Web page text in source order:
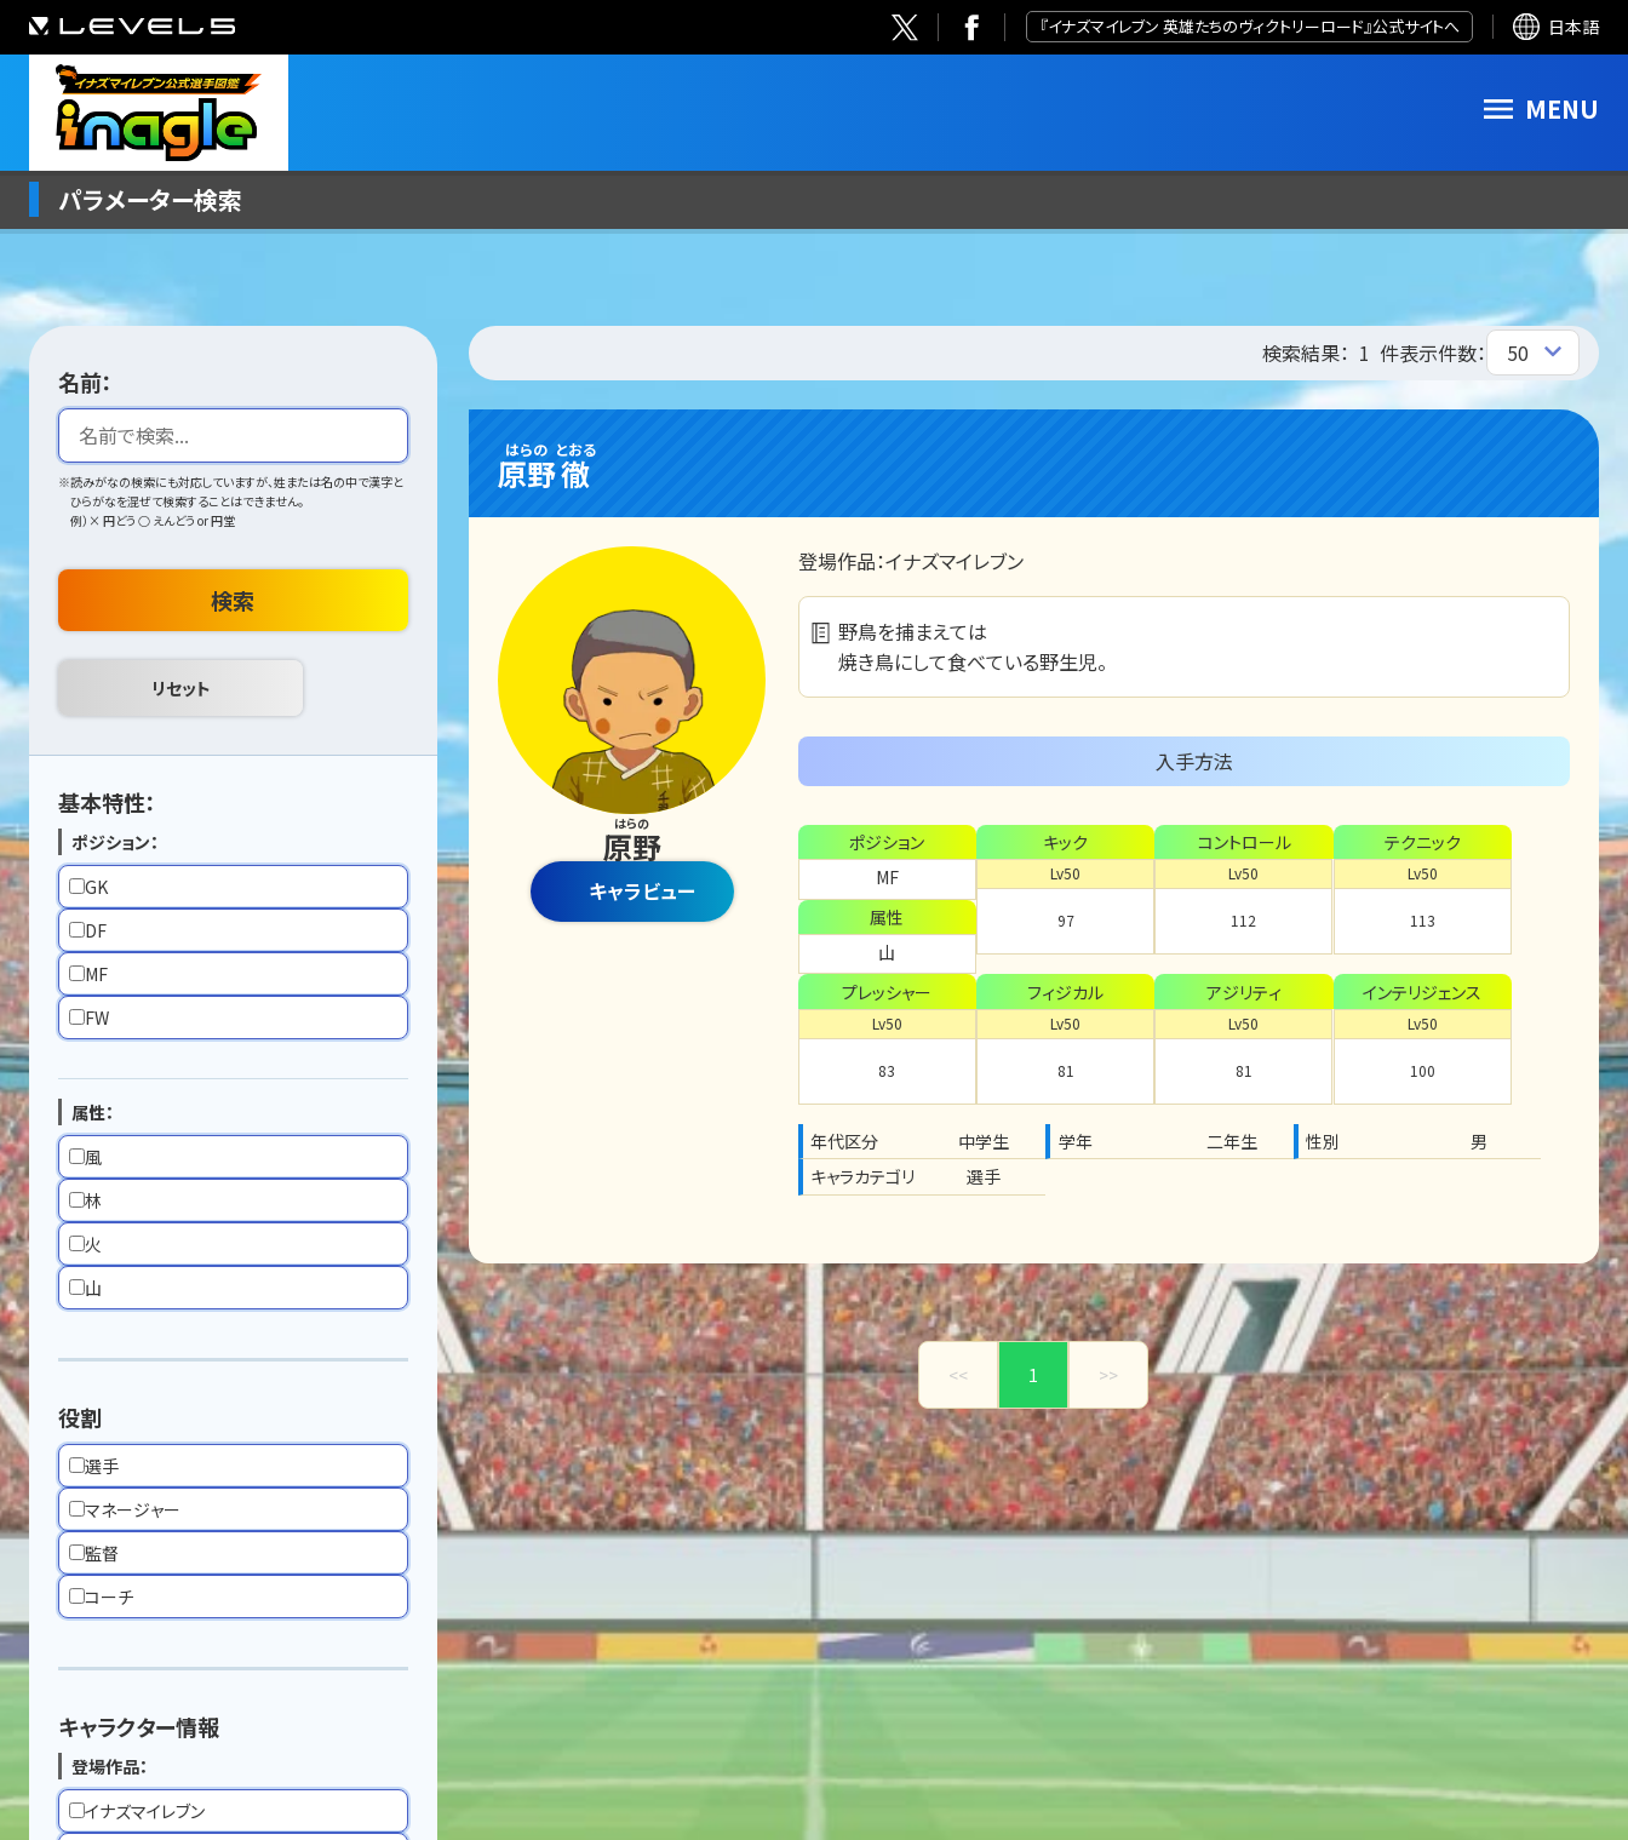
『イナズマイレブン 英雄たちのヴィクトリーロード』公式サイトへ 日本語
MENU
パラメーター検索
名前：
※読みがなの検索にも対応していますが、姓または名の中で漢字と
ひらがなを混ぜて検索することはできません。
例）× 円どう ○ えんどう or 円堂
検索
基本特性：
ポジション：
GK
DF
MF
FW
属性：
風
林
火
山
役割
選手
マネージャー
監督
コーチ
キャラクター情報
登場作品：
イナズマイレブン
検索結果： 1 件表示件数：
原野
はらの
徹
とおる
原野
はらの
キャラビュー
登場作品：イナズマイレブン
野鳥を捕まえては
焼き鳥にして食べている野生児。
入手方法
ポジション
MF
属性
山
キック
Lv50
97
コントロール
Lv50
112
テクニック
Lv50
113
プレッシャー
Lv50
83
フィジカル
Lv50
81
アジリティ
Lv50
81
インテリジェンス
Lv50
100
年代区分 中学生 学年 二年生 性別
男
キャラカテゴリ
選手
<< 1 >>